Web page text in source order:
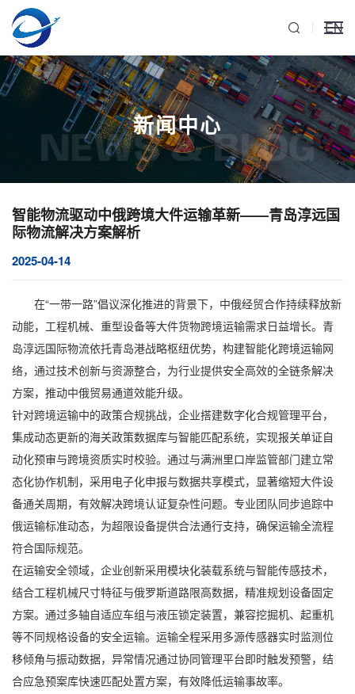
EN
新闻中心
NEWS & BLOG
智能物流驱动中俄跨境大件运输革新——青岛淳远国
际物流解决方案解析
2025-04-14
在“一带一路”倡议深化推进的背景下，中俄经贸合作持续释放新
动能，工程机械、重型设备等大件货物跨境运输需求日益增长。青
岛淳远国际物流依托青岛港战略枢纽优势，构建智能化跨境运输网
络，通过技术创新与资源整合，为行业提供安全高效的全链条解决
方案，推动中俄贸易通道效能升级。
针对跨境运输中的政策合规挑战，企业搭建数字化合规管理平台，
集成动态更新的海关政策数据库与智能匹配系统，实现报关单证自
动化预审与跨境资质实时校验。通过与满洲里口岸监管部门建立常
态化协作机制，采用电子化申报与数据共享模式，显著缩短大件设
备通关周期，有效解决跨境认证复杂性问题。专业团队同步追踪中
俄运输标准动态，为超限设备提供合法通行支持，确保运输全流程
符合国际规范。
在运输安全领域，企业创新采用模块化装载系统与智能传感技术，
结合工程机械尺寸特征与俄罗斯道路限高数据，精准规划设备固定
方案。通过多轴自适应车组与液压锁定装置，兼容挖掘机、起重机
等不同规格设备的安全运输。运输全程采用多源传感器实时监测位
移倾角与振动数据，异常情况通过协同管理平台即时触发预警，结
合应急预案库快速匹配处置方案，有效降低运输事故率。